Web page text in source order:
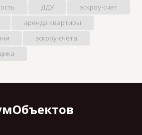
ДДУ
эскроу-счет
аренда квартиры
эскроу-счета